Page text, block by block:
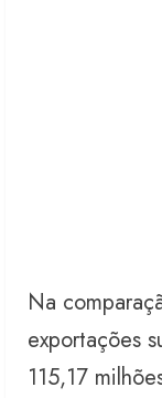
Na
exportações
115,17